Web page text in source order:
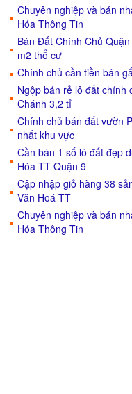
Chuyên nghiệp và bán
Hóa Thông Tin
Bán Đất Chính Chủ
m2 thổ cư
Chính chủ cần tiền bán
Ngộp bán rẻ lô đất chính
Chánh 3,2 tỉ
Chính chủ bán đất vườn
nhất khu vực
Cần bán 1 số lô đất đẹp
Hóa TT Quận 9
Cập nhập giỏ hàng 38
Văn Hoá TT
Chuyên nghiệp và bán
Hóa Thông Tin